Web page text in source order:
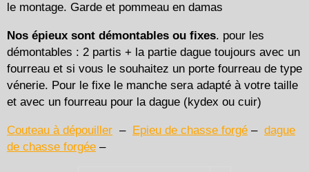
le montage. Garde et pommeau en damas
Nos épieux sont démontables ou fixes. pour les
démontables : 2 partis + la partie dague toujours avec un
fourreau et si vous le souhaitez un porte fourreau de type
vénerie. Pour le fixe le manche sera adapté à votre taille
et avec un fourreau pour la dague (kydex ou cuir)
Couteau à dépouiller – Epieu de chasse forgé – dague
de chasse forgée –